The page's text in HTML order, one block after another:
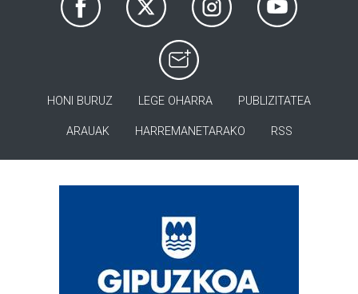
HONI BURUZ LEGE OHARRA PUBLIZITATEA
ARAUAK HARREMANETARAKO RSS